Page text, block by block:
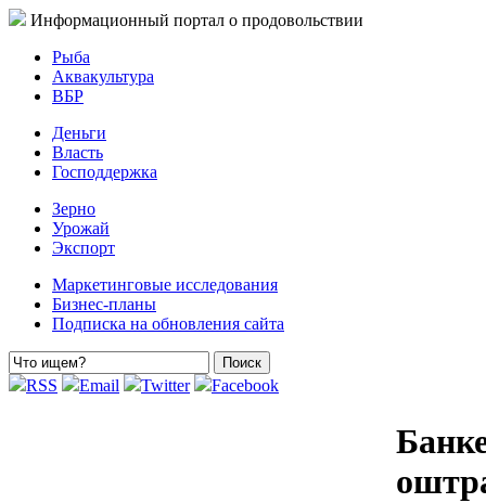
Информационный портал о продовольствии
Рыба
Аквакультура
ВБР
Деньги
Власть
Господдержка
Зерно
Урожай
Экспорт
Маркетинговые исследования
Бизнес-планы
Подписка на обновления сайта
RSS Email Twitter Facebook